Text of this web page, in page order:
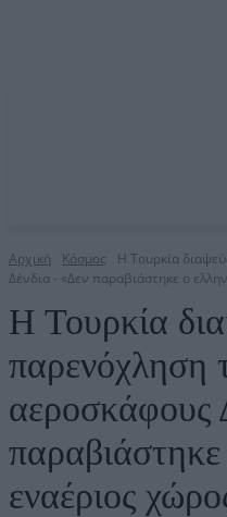
Αρχική Κόσμος
Η Τουρκία
Δένδια - «Δεν παραβιάστηκε ο
Η Τουρκία
παρενόχληση
αεροσκάφους
παραβιάστηκε
εναέριος